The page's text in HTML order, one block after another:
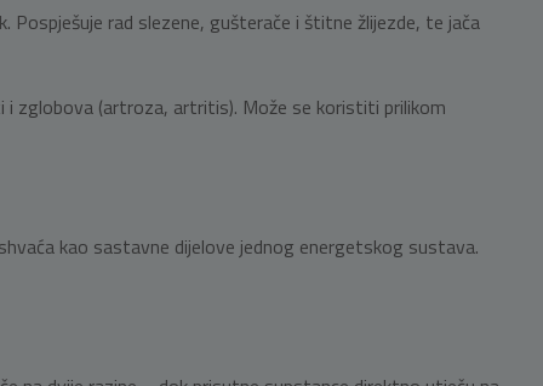
Pospješuje rad slezene, gušterače i štitne žlijezde, te jača
i zglobova (artroza, artritis). Može se koristiti prilikom
kao sastavne dijelove jednog energetskog sustava.